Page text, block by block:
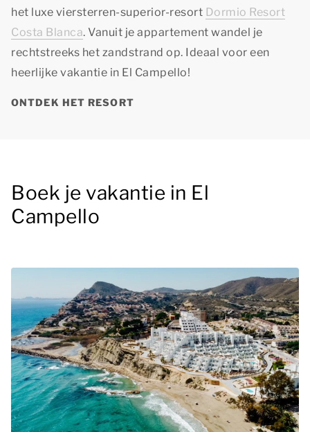
het luxe viersterren-superior-resort Dormio Resort
Costa Blanca. Vanuit je appartement wandel je
rechtstreeks het zandstrand op. Ideaal voor een
heerlijke vakantie in El Campello!
ONTDEK HET RESORT
Boek je vakantie in El
Campello